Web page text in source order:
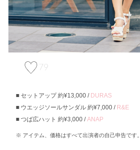
79
セットアップ 約¥13,000 / DURAS
ウエッジソールサンダル 約¥7,000 / R&E
つば広ハット 約¥3,000 /ANAP
アイテム、価格はすべて出演者の自己申告です。